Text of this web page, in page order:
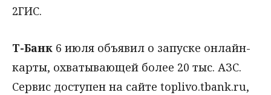
2ГИС.
Т-Банк 6 июля объявил о запуске онлайн-
карты, охватывающей более 20 тыс. АЗС.
Сервис доступен на сайте toplivo.tbank.ru,